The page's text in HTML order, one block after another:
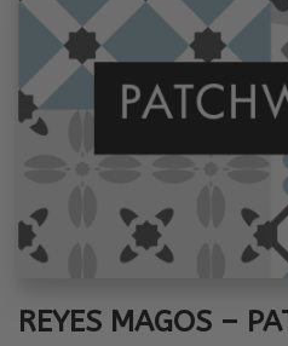
REYES MAGOS –